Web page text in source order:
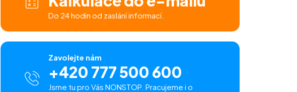
Do 24 hodin od zaslání informací.
Zavolejte nám
+420 777 500 600
Jsme tu pro Vás NONSTOP. Pracujeme i o